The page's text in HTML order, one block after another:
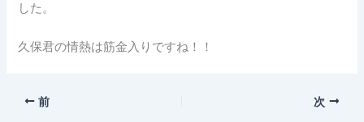
した。
久保君の情熱は筋金入りですね！！
前 次